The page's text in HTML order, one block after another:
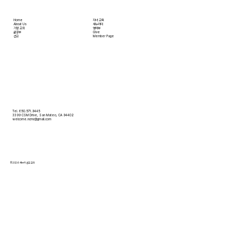
Home
About Us
​가정 교회
​삶공부
​선교
자녀 교육
새누리터
영어부
Give
Member Page
Tel. 650.571.9445
3399 CSM Drive, San Mateo, CA 94402
welcome.ncmc@gmail.com
© 2026 새누리 선교 교회